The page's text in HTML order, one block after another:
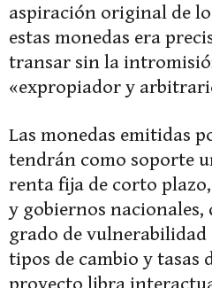
aspiración original de
estas monedas era
transar sin la
«expropiador y
Las monedas emitidas
tendrán como soporte
renta fija de corto
y gobiernos
grado de
tipos de cambio y tasas